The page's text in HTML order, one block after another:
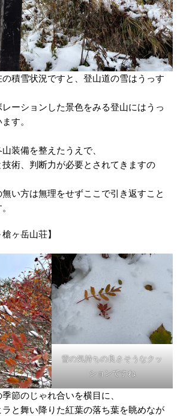
積雪状況ですと、登山道の雪はうっす
ーションした景色をみる登山にはうっ
す。
装備を整えたうえで、
術、判断力が必要とされてきますの
い方は無理をせずここで引き返すこと
ヶ岳山荘】
雪の気持ちの良さそうなクッ
ションですね
節のじゃれ合いを横目に、
と舞い降りた紅葉の落ち葉を眺めなが